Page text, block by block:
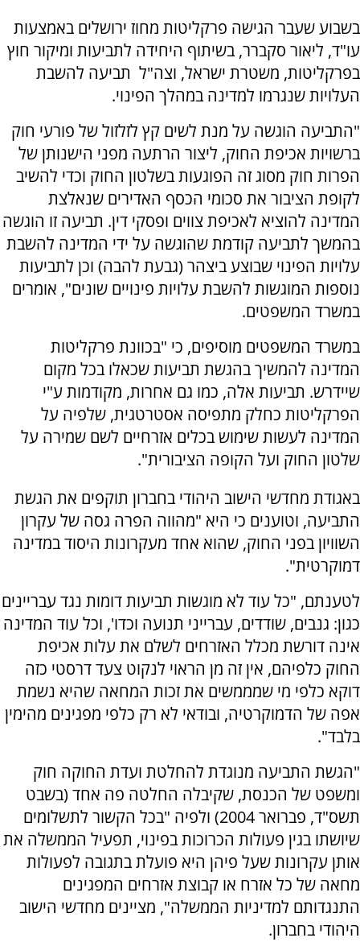
בשבוע שעבר הגישה פרקליטות מחוז ירושלים באמצעות
עו"ד, ליאור סקברר, בשיתוף היחידה לתביעות ומיקור חוץ
בפרקליטות, משטרת ישראל, וצה"ל תביעה להשבת
העלויות שנגרמו למדינה במהלך הפינוי.
"התביעה הוגשה על מנת לשים קץ לזלזול של פורעי חוק
ברשויות אכיפת החוק, ליצור הרתעה מפני הישנותן של
הפרות חוק מסוג זה הפוגעות בשלטון החוק וכדי להשיב
לקופת הציבור את סכומי הכסף האדירים שנאלצת
המדינה להוציא לאכיפת צווים ופסקי דין. תביעה זו הוגשה
בהמשך לתביעה קודמת שהוגשה על ידי המדינה להשבת
עלויות הפינוי שבוצע ביצהר (גבעת להבה) וכן לתביעות
נוספות המוגשות להשבת עלויות פינויים שונים", אומרים
במשרד המשפטים.
במשרד המשפטים מוסיפים, כי "בכוונת פרקליטות
המדינה להמשיך בהגשת תביעות שכאלו בכל מקום
שיידרש. תביעות אלה, כמו גם אחרות, מקודמות ע"י
הפרקליטות כחלק מתפיסה אסטרטגית, שלפיה על
המדינה לעשות שימוש בכלים אזרחיים לשם שמירה על
שלטון החוק ועל הקופה הציבורית".
באגודת מחדשי הישוב היהודי בחברון תוקפים את הגשת
התביעה, וטוענים כי היא "מהווה הפרה גסה של עקרון
השוויון בפני החוק, שהוא אחד מעקרונות היסוד במדינה
דמוקרטית".
לטענתם, "כל עוד לא מוגשות תביעות דומות נגד עבריינים
כגון: גנבים, שודדים, עברייני תנועה וכדו', וכל עוד המדינה
אינה דורשת מכלל האזרחים לשלם את עלות אכיפת
החוק כלפיהם, אין זה מן הראוי לנקוט צעד דרסטי כזה
דוקא כלפי מי שמממשים את זכות המחאה שהיא נשמת
אפה של הדמוקרטיה, ובודאי לא רק כלפי מפגינים מהימין
בלבד".
"הגשת התביעה מנוגדת להחלטת ועדת החוקה חוק
ומשפט של הכנסת, שקיבלה החלטה פה אחד (בשבט
תשס"ד, פברואר 2004) ולפיה "בכל הקשור לתשלומים
שיושתו בגין פעולות הכרוכות בפינוי, תפעיל הממשלה את
אותן עקרונות שעל פיהן היא פועלת בתגובה לפעולות
מחאה של כל אזרח או קבוצת אזרחים המפגינים
התנגדותם למדיניות הממשלה", מציינים מחדשי הישוב
היהודי בחברון.